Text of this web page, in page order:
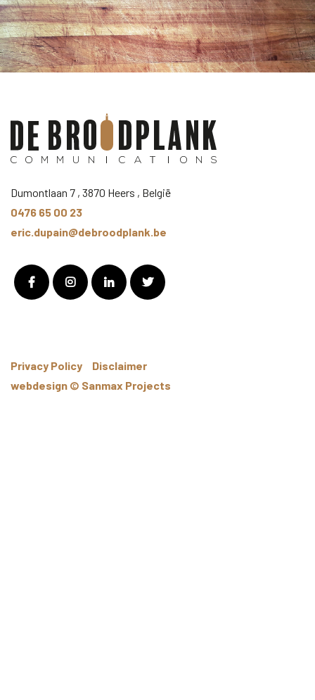
Dumontlaan 7 , 3870 Heers , België
0476 65 00 23
eric.dupain@debroodplank.be
FacebookInstagramLinkedInTwitter
Privacy Policy
Disclaimer
webdesign © Sanmax Projects